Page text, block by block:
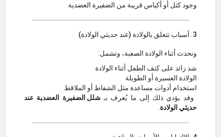
وجود كتل أو أكياس قريبة من الضفيرة العضدية
3. أسباب تتعلق بالولادة (عند حديثي الولادة)
وتحدث أثناء الولادة الصعبة، وتشمل:
شد زائد على كتف الطفل أثناء الولادة
الولادة العسيرة أو الطويلة
استخدام أدوات مساعدة مثل الشفاط أو الملاقط
وقد يؤدي ذلك إلى ما يُعرف بـشلل الضفيرة العضدية عند
حديثي الولادة.